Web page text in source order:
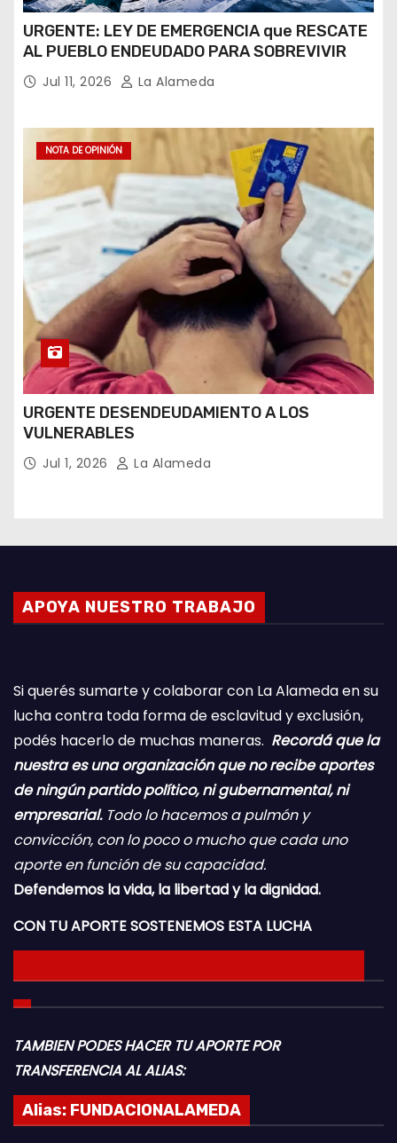
URGENTE: LEY DE EMERGENCIA que RESCATE
AL PUEBLO ENDEUDADO PARA SOBREVIVIR
Jul 11, 2026 La Alameda
NOTA DE OPINIÓN
URGENTE DESENDEUDAMIENTO A LOS
VULNERABLES
Jul 1, 2026 La Alameda
APOYA NUESTRO TRABAJO
Si querés sumarte y colaborar con La Alameda en su
lucha contra toda forma de esclavitud y exclusión,
podés hacerlo de muchas maneras. Recordá que la
nuestra es una organización que no recibe aportes
de ningún partido político, ni gubernamental, ni
empresarial.Todo lo hacemos a pulmón y
convicción, con lo poco o mucho que cada uno
aporte en función de su capacidad.
Defendemos la vida, la libertad y la dignidad.
CON TU APORTE SOSTENEMOS ESTA LUCHA
TAMBIEN PODES HACER TU APORTE POR
TRANSFERENCIA AL ALIAS:
Alias: FUNDACIONALAMEDA